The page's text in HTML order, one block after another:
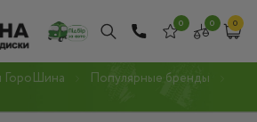
0 0 0
ГороШина
Популярные бренды